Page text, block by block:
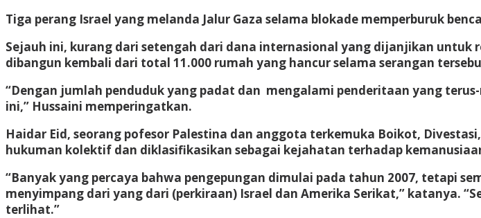
Tiga perang Israel yang melanda Jalur Gaza selama blokade memperburuk
Sejauh ini, kurang dari setengah dari dana internasional yang dijanjikan untuk
dibangun kembali dari total 11.000 rumah yang hancur selama serangan
“Dengan jumlah penduduk yang padat dan mengalami penderitaan yang
ini,” Hussaini memperingatkan.
Haidar Eid, seorang pofesor Palestina dan anggota terkemuka Boikot,
hukuman kolektif dan diklasifikasikan sebagai kejahatan terhadap
“Banyak yang percaya bahwa pengepungan dimulai pada tahun 2007, tetapi
menyimpang dari yang dari (perkiraan) Israel dan Amerika Serikat,” katanya.
terlihat.”